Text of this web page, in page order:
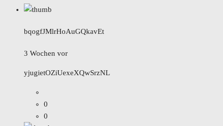
bqogfJMlrHoAuGQkavEt
3 Wochen vor
yjugietOZiUexeXQwSrzNL
0
0